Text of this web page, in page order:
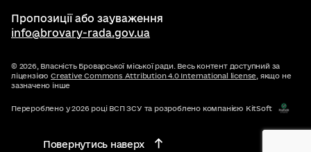
Пропозиції або зауваження
info@brovary-rada.gov.ua
© 2026, Власність Броварської міської ради. Весь контент доступний за
ліцензією Creative Commons Attribution 4.0 International license , якщо не
зазначено інше
Перероблено у 2026 році ВСП ЗСУ та розроблено компанією KitSoft
Повернутись наверх